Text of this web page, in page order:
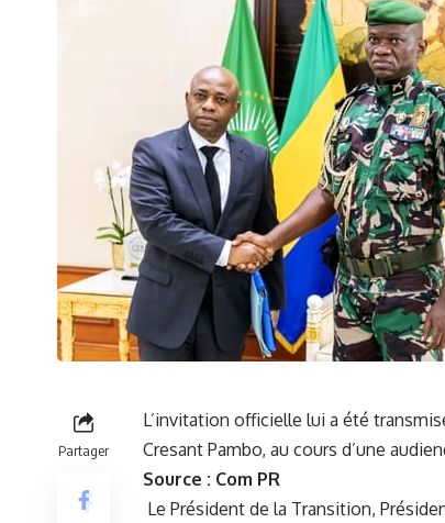
Partager
L’invitation officielle lui a été
Cresant Pambo, au cours d’une
Source : Com PR
Le Président de la Transition,